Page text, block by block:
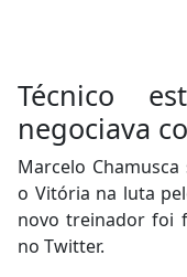
Técnico
negociava
Marcelo
o Vitória na luta
novo treinador foi
no Twitter.